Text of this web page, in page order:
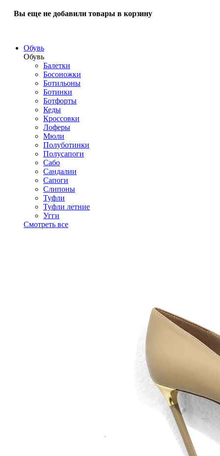
Вы еще не добавили товары в корзину
Обувь
Обувь
Балетки
Босоножки
Ботильоны
Ботинки
Ботфорты
Кеды
Кроссовки
Лоферы
Мюли
Полуботинки
Полусапоги
Сабо
Сандалии
Сапоги
Слипоны
Туфли
Туфли летние
Угги
Смотреть все